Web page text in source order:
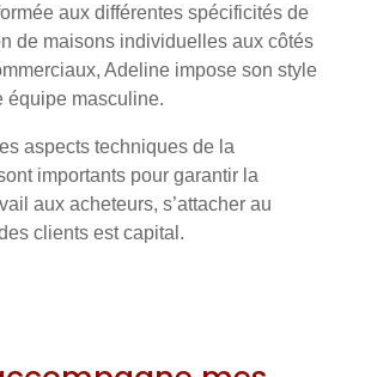
aux différentes spécificités de
de maisons individuelles aux côtés
Adeline impose son style
équipe masculine.
aspects techniques de la
importants pour garantir la
aux acheteurs, s’attacher au
clients est capital.